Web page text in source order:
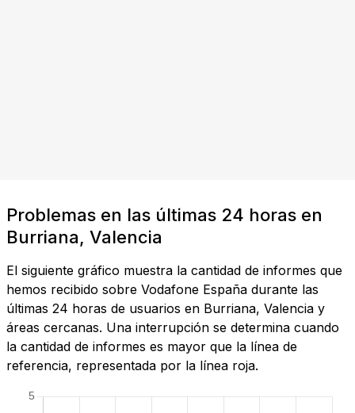
Problemas en las últimas 24 horas en
Burriana, Valencia
El siguiente gráfico muestra la cantidad de informes que
hemos recibido sobre Vodafone España durante las
últimas 24 horas de usuarios en Burriana, Valencia y
áreas cercanas. Una interrupción se determina cuando
la cantidad de informes es mayor que la línea de
referencia, representada por la línea roja.